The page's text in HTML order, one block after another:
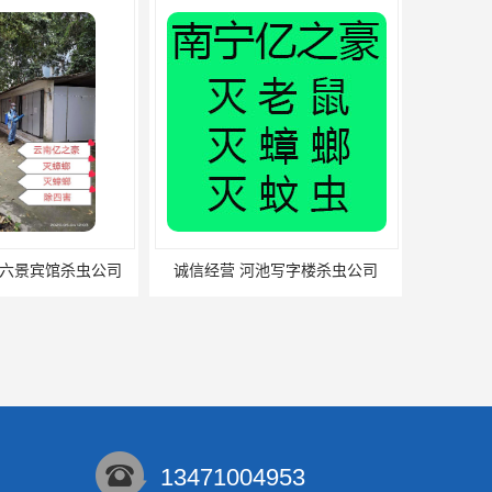
景宾馆杀虫公司 诚信经营 河池写字楼杀虫公司
13471004953